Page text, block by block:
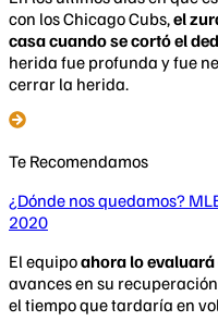
con los Chicago Cubs,el
casa cuando se cortó el
herida fue profunda y fue
cerrar la herida.
Te Recomendamos
¿Dónde nos quedamos?
2020
El equipoahora lo
avances en su
el tiempo que tardaría en